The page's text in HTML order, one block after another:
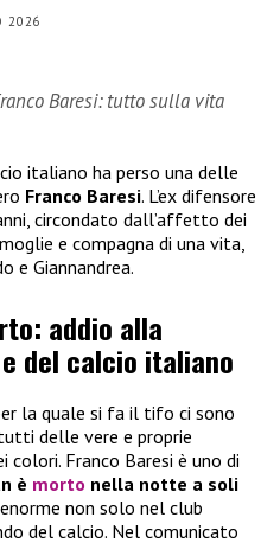
2026
Baresi: tutto sulla vita
italiano ha perso una delle
Franco Baresi. L’ex difensore
circondato dall’affetto dei
e compagna di una vita,
e Giannandrea.
addio alla
del calcio italiano
la quale si fa il tifo ci sono
delle vere e proprie
colori. Franco Baresi è uno di
è morto nella notte a soli
non solo nel club
del calcio. Nel comunicato